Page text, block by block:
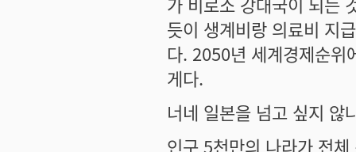
듯이 생계비랑 의료비 지
다. 2050년 세계경제순위
게다.
너네 일본을 넘고 싶지 않
인구 5천만의 나라가 전